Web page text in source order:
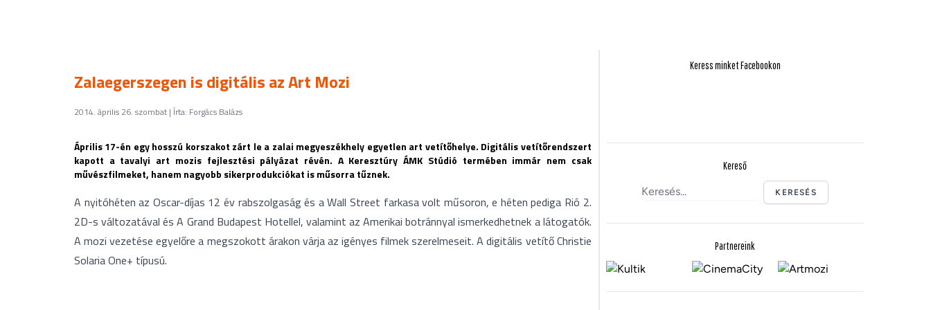
Zalaegerszegen is digitális az Art Mozi
2014. április 26. szombat | Írta: Forgács Balázs
Április 17-én egy hosszú korszakot zárt le a zalai megyeszékhely egyetlen art vetítőhelye. Digitális vetítőrendszert
kapott a tavalyi art mozis fejlesztési pályázat révén. A Keresztúry ÁMK Stúdió termében immár nem csak
művészfilmeket, hanem nagyobb sikerprodukciókat is műsorra tűznek.
A nyitóhéten az Oscar-díjas 12 év rabszolgaság és a Wall Street farkasa volt műsoron, e héten pediga Rió 2.
2D-s változatával és A Grand Budapest Hotellel, valamint az Amerikai botránnyal ismerkedhetnek a látogatók.
A mozi vezetése egyelőre a megszokott árakon várja az igényes filmek szerelmeseit. A digitális vetítő Christie
Solaria One+ típusú.
Keress minket Facebookon
Kereső
KERESÉS
Partnereink